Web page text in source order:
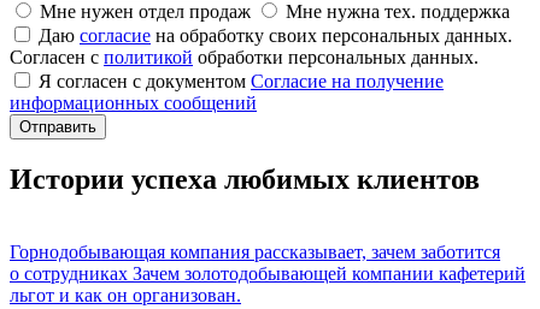
Мне нужен отдел продаж
Мне нужна тех. поддержка
Даю cогласие на обработку своих персональных данных.
Согласен с политикой обработки персональных данных.
Я согласен с документом Согласие на получение
информационных сообщений
Отправить
Истории успеха любимых клиентов
Горнодобывающая компания рассказывает, зачем заботится
о сотрудниках Зачем золотодобывающей компании кафетерий
льгот и как он организован.